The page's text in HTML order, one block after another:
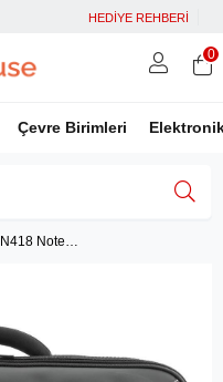
HEDİYE REHBERİ
Çevre Birimleri
0
Targus Classic+ 17-18'' CN418 Notebook&Evrak Çantası